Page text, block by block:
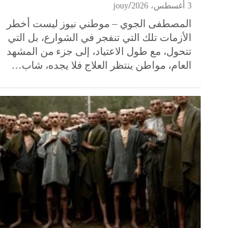
3 أغسطس، 2026 jouy
المصطفى الجوي – موطني نيوز ليست أخطر
الأزمات تلك التي تنفجر في الشوارع، بل التي
تتحول، مع طول الاعتياد، إلى جزء من المشهد
العام، مواطن ينتظر العلاج فلا يجده، شاب…